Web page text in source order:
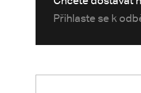
Přihlaste se k